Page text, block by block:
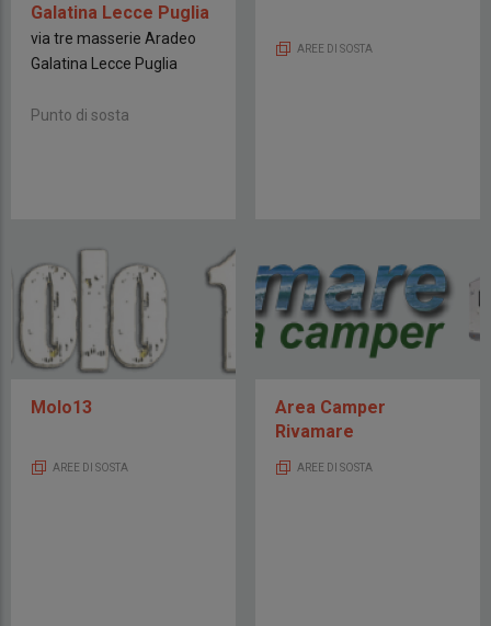
Galatina Lecce Puglia
via tre masserie Aradeo
Galatina Lecce Puglia
Punto di sosta
AREE DI SOSTA
Molo13
AREE DI SOSTA
Area Camper
Rivamare
AREE DI SOSTA